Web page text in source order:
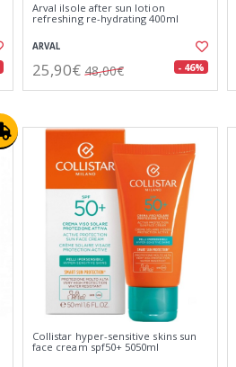
Arval ilsole after sun lotion
refreshing re-hydrating 400ml
ARVAL
25,90€ 48,00€ - 46%
Collistar hyper-sensitive skins sun
face cream spf50+ 5050ml